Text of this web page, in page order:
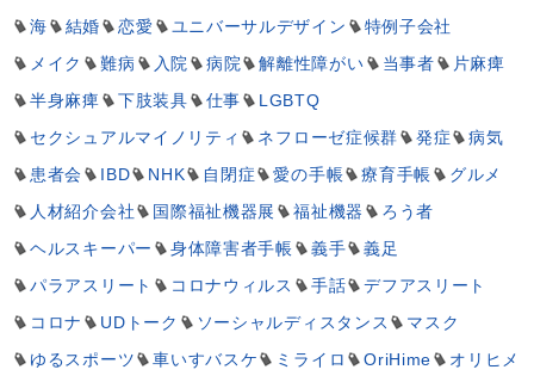
海
結婚 恋愛 ユニバーサルデザイン
特例子会社
メイク
難病 入院 病院 解離性障がい 当事者
片麻痺
半身麻痺
下肢装具 仕事
LGBTQ
セクシュアルマイノリティ
ネフローゼ症候群 発症
病気
患者会
IBD NHK 自閉症 愛の手帳 療育手帳
グルメ
人材紹介会社
国際福祉機器展 福祉機器
ろう者
ヘルスキーパー
身体障害者手帳 義手
義足
パラアスリート
コロナウィルス 手話
デフアスリート
コロナ
UDトーク ソーシャルディスタンス
マスク
ゆるスポーツ
車いすバスケ ミライロ OriHime
オリヒメ